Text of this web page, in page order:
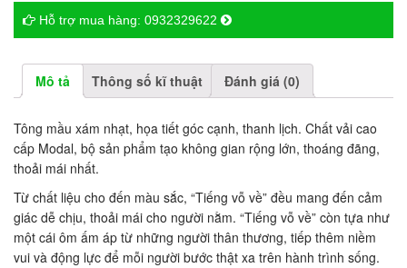
Hỗ trợ mua hàng: 0932329622
Mô tả Thông số kĩ thuật Đánh giá (0)
Tông mầu xám nhạt, họa tiết góc cạnh, thanh lịch. Chất vải cao
cấp Modal, bộ sản phẩm tạo không gian rộng lớn, thoáng đãng,
thoải mái nhất.
Từ chất liệu cho đến màu sắc, “Tiếng vỗ về” đều mang đến cảm
giác dễ chịu, thoải mái cho người nằm. “Tiếng vỗ về” còn tựa như
một cái ôm ấm áp từ những người thân thương, tiếp thêm niềm
vui và động lực để mỗi người bước thật xa trên hành trình sống.